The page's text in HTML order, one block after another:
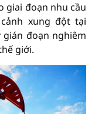
giai đoạn nhu cầu
xung đột tại
đoạn nghiêm
giới.